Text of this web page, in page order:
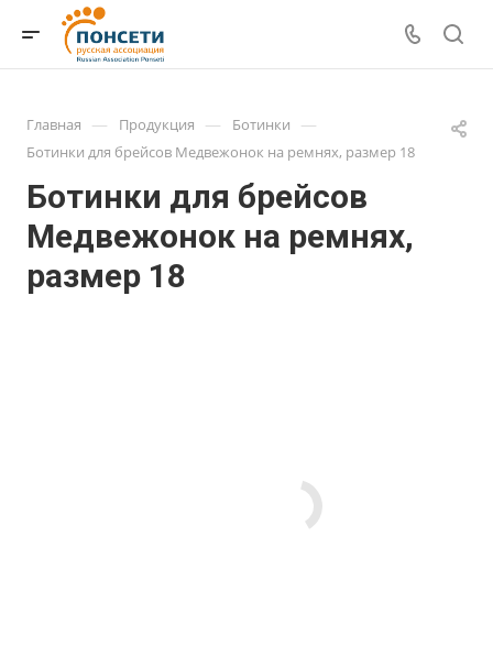
Главная — Продукция — Ботинки —
Ботинки для брейсов Медвежонок на ремнях, размер 18
Ботинки для брейсов
Медвежонок на ремнях,
размер 18